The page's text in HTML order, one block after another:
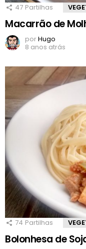
47 Partilhas
Macarrão de
porHugo
8 anos atrás
74 Partilhas
Bolonhesa de